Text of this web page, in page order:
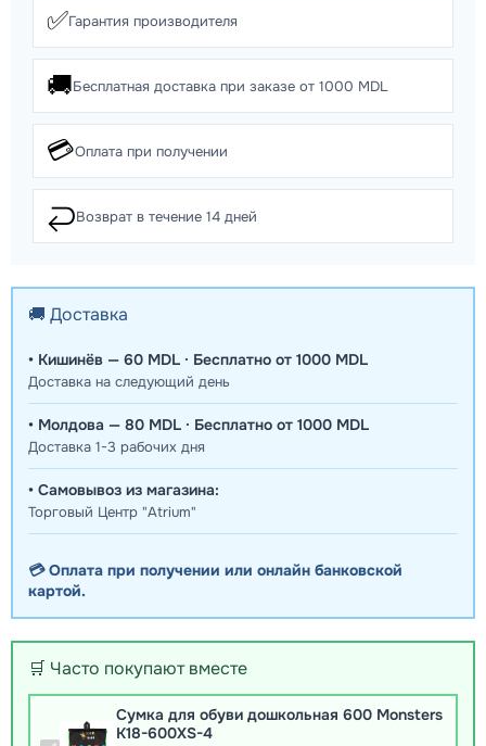
✅Гарантия производителя
🚚Бесплатная доставка при заказе от 1000 MDL
💳Оплата при получении
↩️Возврат в течение 14 дней
🚚 Доставка
• Кишинёв — 60 MDL · Бесплатно от 1000 MDL
Доставка на следующий день
• Молдова — 80 MDL · Бесплатно от 1000 MDL
Доставка 1-3 рабочих дня
• Самовывоз из магазина:
Торговый Центр "Atrium"
💳 Оплата при получении или онлайн банковской
картой.
🛒 Часто покупают вместе
Сумка для обуви дошкольная 600 Monsters
K18-600XS-4